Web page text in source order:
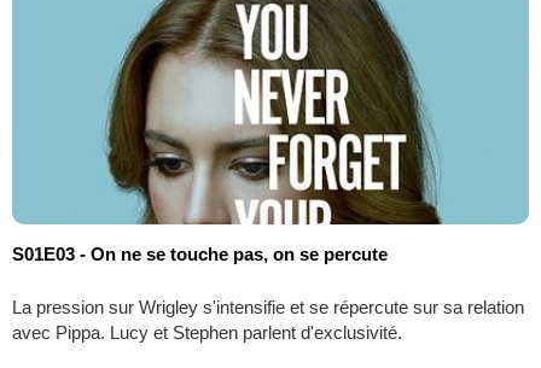
S01E03 - On ne se touche pas, on se percute
La pression sur Wrigley s'intensifie et se répercute sur sa relation
avec Pippa. Lucy et Stephen parlent d'exclusivité.